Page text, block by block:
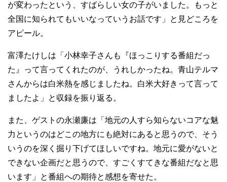
が変わったという、すばらしい女の子がいました。もっと
全国に知られてもいいなっていうお話です」と見どころを
アピール。
富澤たけしは「小林幸子さんも『ほっこりする番組だっ
た』って言ってくれたのが、うれしかったね。青山テルマ
さんからは白米熱を感じましたね。白米大好きって言って
ましたよ」と収録を振り返る。
また、ゲストの永瀬廉は「地元の人すら知らないコアな魅
力というのはどこの地方にも絶対にあると思うので、そう
いうのを深く掘り下げてほしいですね。地元に愛がないと
できない企画だと思うので、すごくすてきな番組だなと思
います」と番組への期待と感想を寄せた。